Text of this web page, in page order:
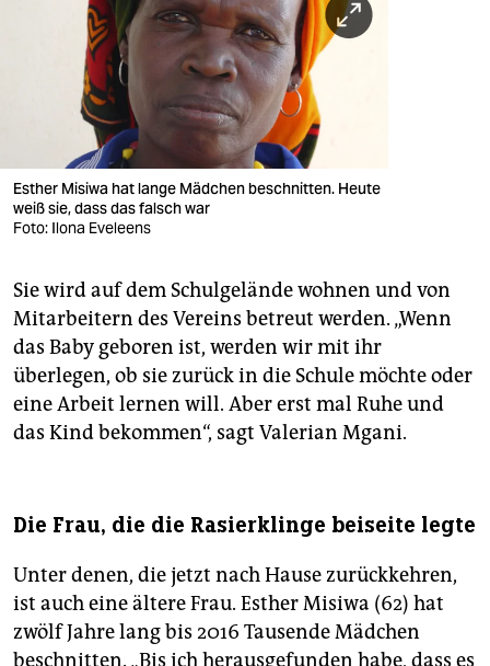
Esther Misiwa hat lange Mädchen beschnitten. Heute
weiß sie, dass das falsch war
Foto: Ilona Eveleens
Sie wird auf dem Schulgelände wohnen und von
Mitarbeitern des Vereins betreut werden. „Wenn
das Baby geboren ist, werden wir mit ihr
überlegen, ob sie zurück in die Schule möchte oder
eine Arbeit lernen will. Aber erst mal Ruhe und
das Kind bekommen“, sagt Valerian Mgani.
Die Frau, die die Rasierklinge beiseite legte
Unter denen, die jetzt nach Hause zurückkehren,
ist auch eine ältere Frau. Esther Misiwa (62) hat
zwölf Jahre lang bis 2016 Tausende Mädchen
beschnitten. „Bis ich herausgefunden habe, dass es